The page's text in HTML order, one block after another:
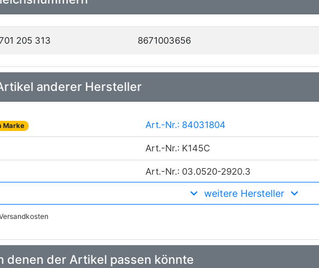
205 313 8671003656
anderer Hersteller
Marke Art.-Nr.: 84031804
Art.-Nr.: K145C
Art.-Nr.: 03.0520-2920.3
Art.-Nr.: 381244B
Marke
Art.-Nr.: FMK217
Art.-Nr.: TK2014
weitere Hersteller
denen der Artikel passen könnte